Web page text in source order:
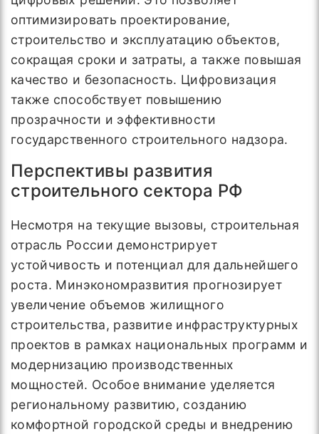
оптимизировать проектирование,
строительство и эксплуатацию объектов,
сокращая сроки и затраты, а также повышая
качество и безопасность. Цифровизация
также способствует повышению
прозрачности и эффективности
государственного строительного надзора.
Перспективы развития
строительного сектора РФ
Несмотря на текущие вызовы, строительная
отрасль России демонстрирует
устойчивость и потенциал для дальнейшего
роста. Минэкономразвития прогнозирует
увеличение объемов жилищного
строительства, развитие инфраструктурных
проектов в рамках национальных программ и
модернизацию производственных
мощностей. Особое внимание уделяется
региональному развитию, созданию
комфортной городской среды и внедрению